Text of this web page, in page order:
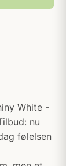
White -
nu
følelsen